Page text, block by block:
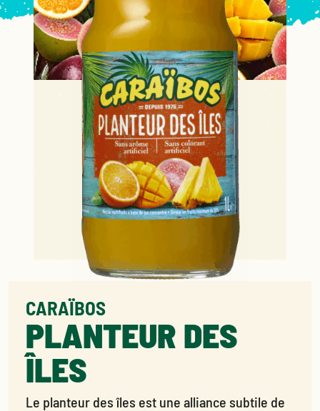
CARAÏBOS
PLANTEUR DES
ÎLES
Le planteur des îles est une alliance subtile de